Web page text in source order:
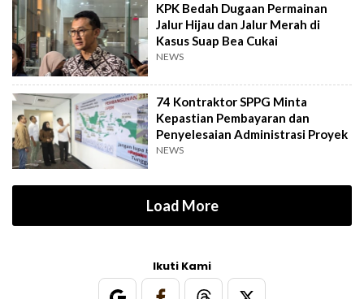
KPK Bedah Dugaan Permainan
Jalur Hijau dan Jalur Merah di
Kasus Suap Bea Cukai
NEWS
74 Kontraktor SPPG Minta
Kepastian Pembayaran dan
Penyelesaian Administrasi Proyek
NEWS
Load More
Ikuti Kami